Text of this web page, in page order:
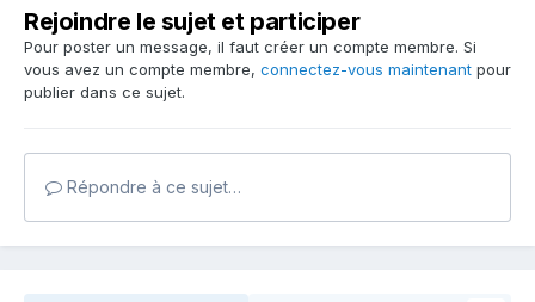
Rejoindre le sujet et participer
Pour poster un message, il faut créer un compte membre. Si
vous avez un compte membre, connectez-vous maintenant pour
publier dans ce sujet.
Répondre à ce sujet…